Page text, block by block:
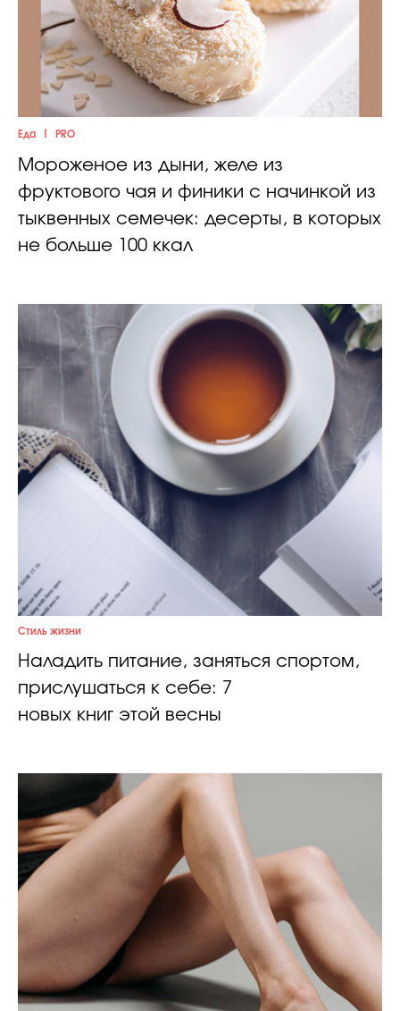
Еда PRO
Мороженое из дыни, желе из
фруктового чая и финики с начинкой из
тыквенных семечек: десерты, в которых
не больше 100 ккал
Стиль жизни
Наладить питание, заняться спортом,
прислушаться к себе: 7
новых книг этой весны